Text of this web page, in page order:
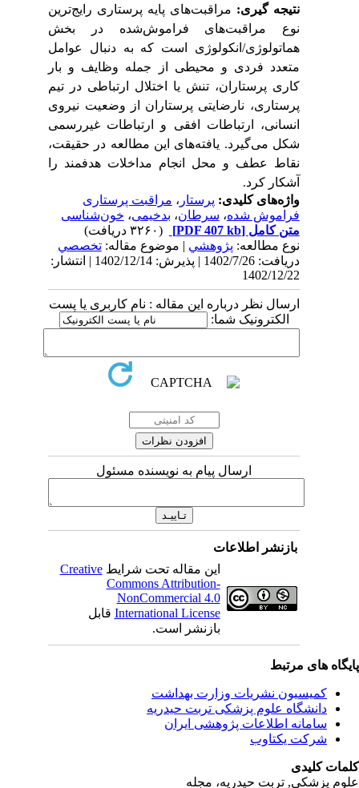
نتیجه­ گیری: مراقبت های پایه پرستاری رایج‌ترین
نوع مراقبت
های فراموش‌شده در بخش
هماتولوژی/انکولوژی است که به دنبال عوامل
متعدد فردی و محیطی از جمله وظایف و بار
کاری پرستاران، تنش یا اختلال ارتباطی در تیم
پرستاری، نارضایتی پرستاران از وضعیت نیروی
انسانی، ارتباطات افقی و ارتباطات غیررسمی
شکل میگیرد. یافتههای این مطالعه در حقیقت،
نقاط عطف و محل انجام مداخلات هدفمند را
آشکار کرد.
واژه‌های کلیدی:پرستار، مراقبت پرستاری
فراموش شده،سرطان ،بدخیمی،خون‌شناسی
متن کامل[PDF 407 kb]
(۳۲۶۰ دریافت)
نوع مطالعه:پژوهشي| موضوع مقاله:تخصصي
دریافت: 1402/7/26 | پذیرش: 1402/12/14 | انتشار:
1402/12/22
ارسال نظر درباره این مقاله : نام کاربری یا پست
الکترونیک شما:
ارسال پیام به نویسنده مسئول
بازنشر اطلاعات
این مقاله تحت شرایطCreative
Commons Attribution-
NonCommercial 4.0
International Licenseقابل
بازنشر است.
مرتبط
نشریات وزارت بهداشت
علوم پزشکی تربت حیدریه
اطلاعات پژوهشی ایران
یکتاوب
تربت حیدریه، مجله